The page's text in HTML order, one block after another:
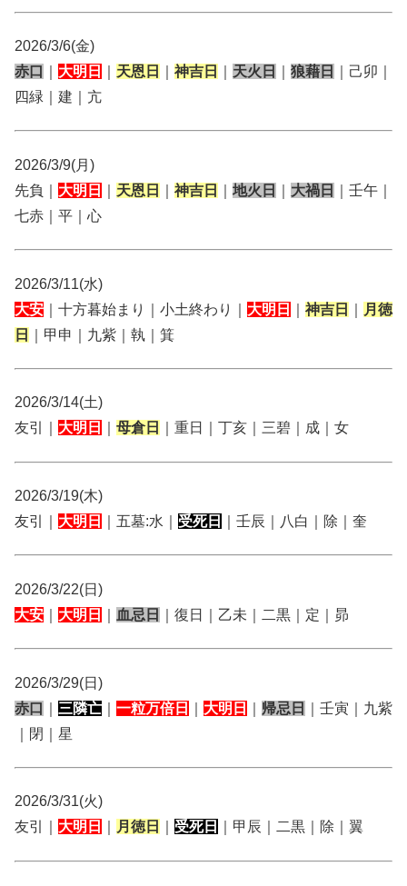
2026/3/6(金)
赤口
大明日 天恩日 神吉日 天火日 狼藉日
｜己卯｜
四緑｜建｜亢
2026/3/9(月)
先負｜ 大明日 天恩日 神吉日 地火日 大禍日
｜壬午｜
七赤｜平｜心
2026/3/11(水)
大安 ｜十方暮始まり｜小土終わり｜ 大明日 神吉日
月徳
日
｜甲申｜九紫｜執｜箕
2026/3/14(土)
友引｜ 大明日 母倉日 ｜重日｜丁亥｜三碧｜成｜女
2026/3/19(木)
友引｜ 大明日 ｜五墓:水｜ 受死日 ｜壬辰｜八白｜除｜奎
2026/3/22(日)
大安
大明日 血忌日 ｜復日｜乙未｜二黒｜定｜昴
2026/3/29(日)
赤口
三隣亡 一粒万倍日 大明日 帰忌日
｜壬寅｜九紫
｜閉｜星
2026/3/31(火)
友引｜ 大明日 月徳日 受死日 ｜甲辰｜二黒｜除｜翼